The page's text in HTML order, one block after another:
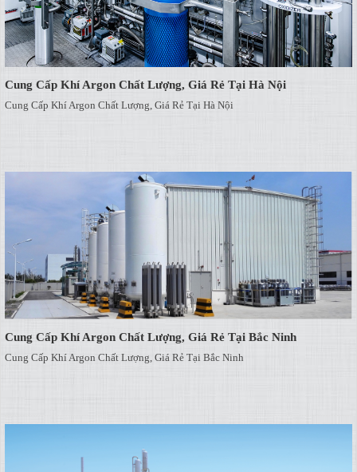
Cung Cấp Khí Argon Chất Lượng, Giá Rẻ Tại Hà Nội
Cung Cấp Khí Argon Chất Lượng, Giá Rẻ Tại Hà Nội
Cung Cấp Khí Argon Chất Lượng, Giá Rẻ Tại Bắc Ninh
Cung Cấp Khí Argon Chất Lượng, Giá Rẻ Tại Bắc Ninh